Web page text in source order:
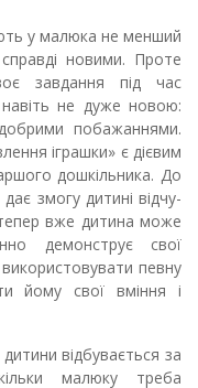
у малюка не менший
новими. Проте
завдання під час
не дуже новою:
побажаннями.
іграшки» є дієвим
дошкільника. До
змогу дитині відчу­
вже дитина може
демонструє свої
певну
йому свої вміння і
відбувається за
малюку треба